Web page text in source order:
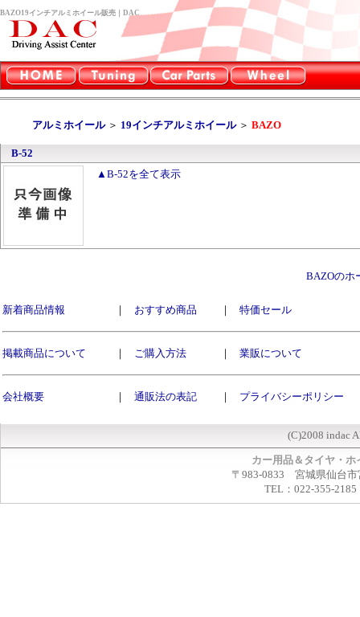
BAZO19インチアルミホイール販売｜DAC
アルミホイール＞ 19インチアルミホイール＞ BAZO
B-52
▲B-52を全て表示
BAZOのホ
新着商品情報 ｜ おすすめ商品 ｜ 特価セール
掲載商品について ｜ ご購入方法 ｜ 業販について
会社概要 ｜ 通販法の表記 ｜ プライバシーポリシー
(C)2008 indac
カー用品＆タイヤ・
〒983-0833 宮城県仙台市
TEL：022-355-